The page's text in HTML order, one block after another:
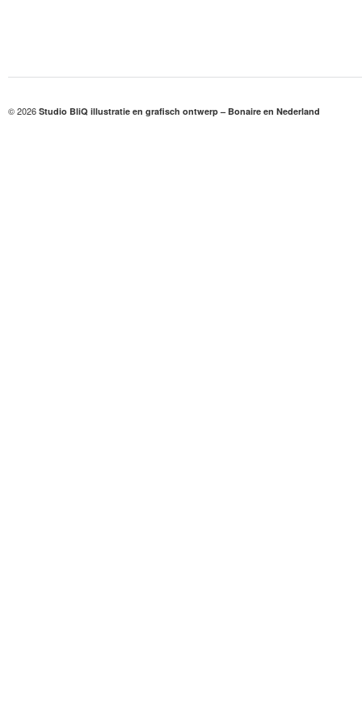
© 2026 Studio BliQ illustratie en grafisch ontwerp – Bonaire en Nederland